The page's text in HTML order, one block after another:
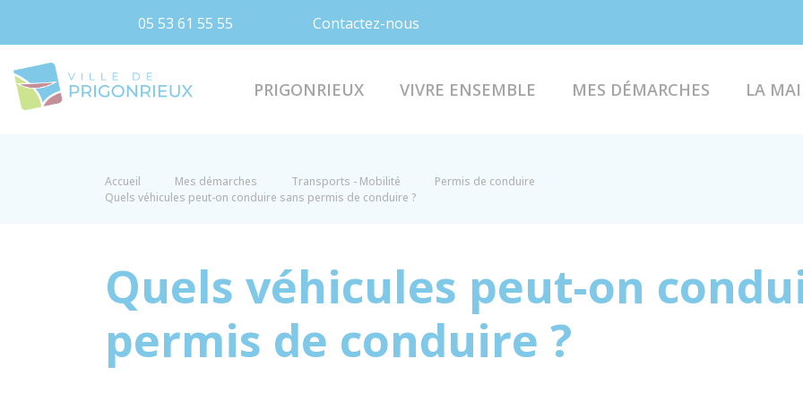
05 53 61 55 55 Contactez-nous
PRIGONRIEUX VIVRE ENSEMBLE MES DÉMARCHES LA
Accueil Mes démarches Transports - Mobilité
Permis de conduire
Quels véhicules peut-on conduire sans permis de conduire ?
Quels véhicules peut-on
permis de conduire ?